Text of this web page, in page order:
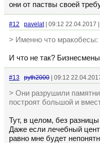
они от паствы своей
#12 pavelat| 09:12 22.04.2017
> Именно что
И что не так?
#13 pyth2000 | 09:12
> Они разрушили
построят большой и
Тут, в целом, без
Даже если лечебный
равно мне будет